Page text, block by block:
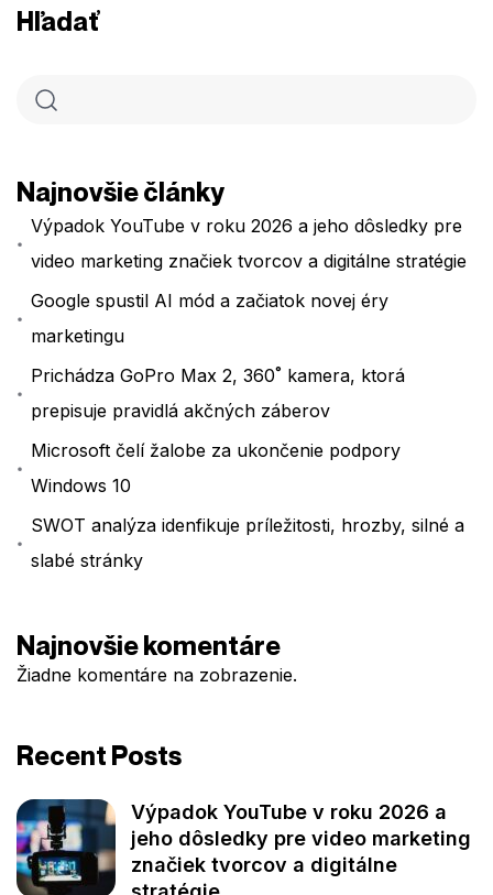
Hľadať
Najnovšie články
Výpadok YouTube v roku 2026 a jeho dôsledky pre
video marketing značiek tvorcov a digitálne stratégie
Google spustil AI mód a začiatok novej éry
marketingu
Prichádza GoPro Max 2, 360˚ kamera, ktorá
prepisuje pravidlá akčných záberov
Microsoft čelí žalobe za ukončenie podpory
Windows 10
SWOT analýza idenfikuje príležitosti, hrozby, silné a
slabé stránky
Najnovšie komentáre
Žiadne komentáre na zobrazenie.
Recent Posts
Výpadok YouTube v roku 2026 a
jeho dôsledky pre video marketing
značiek tvorcov a digitálne